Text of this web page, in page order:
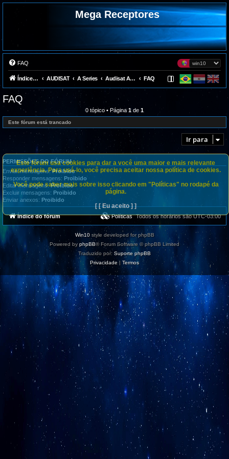
Mega Receptores
FAQ
Índice do fórum AUDISAT A Series Audisat A1 Plus FAQ
FAQ
0 tópico • Página1de 1
Este fórum está trancado
Ir para
PERMISSÕES DO FÓRUM
Enviar mensagens:Proibido
Responder mensagens: Proibido
Editar mensagens:Proibido
Excluir mensagens: Proibido
Enviar anexos: Proibido
Este fórum usa cookies para dar a você uma maior e mais relevante
experiência. Para usá-lo, você precisa aceitar nossa política de cookies.
Você pode saber mais sobre isso clicando em "Políticas" no rodapé da
página.
[ [ Eu aceito ] ]
Índice do fórum Todos os horários sãoUTC-03:00
Políticas
Win10style developed for phpBB
Powered by phpBB® Forum Software © phpBB Limited
Traduzido por: Suporte phpBB
Privacidade | Termos